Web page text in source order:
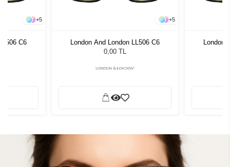
+5
C6
+5
London And London LL506 C6
0,00 TL
London